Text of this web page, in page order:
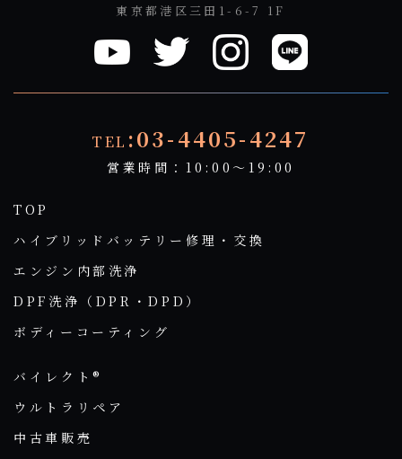
東京都港区三田1-6-7 1F
TEL :03-4405-4247
営業時間：10:00～19:00
TOP
ハイブリッドバッテリー修理・交換
エンジン内部洗浄
DPF洗浄（DPR・DPD）
ボディーコーティング
バイレクト®
ウルトラリペア
中古車販売